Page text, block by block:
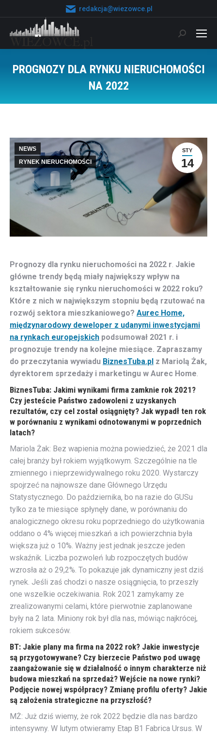
redakcja@wiezowce.pl
Szukaj:
PROGNOZY DLA RYNKU NIERUCHOMOŚCI
NA 2022
STY
14
NEWS
RYNEK NIERUCHOMOŚCI
Prognozy dla rynku nieruchomości na 2022 r. Jakie
główne trendy będą miały największy wpływ na
kształtowanie się rynku nieruchomości w 2022 roku?
Które z nich w największym stopniu będą rzutować na
rozwój sektora mieszkaniowego? Aurec Home,
międzynarodowy deweloper z udanymi inwestycjami
na rynkach europejskich podsumował 2021 r. i
prognozuje trendy na kolejne miesiące. Zapraszamy
do przeczytania wywiadu BiznesTuba.pl z Mariolą Żak,
dyrektorem sprzedaży i marketingu w Aurec Home.
BiznesTuba: Jakimi wynikami firma zamknie rok 2021?
Czy jesteście Państwo zadowoleni z uzyskanych
rezultatów, czy cel został osiągnięty? Jak wypadł ten rok
w porównaniu z wynikami odnotowanymi w poprzednich
latach?
Mariola Żak: Bez wapienia można powiedzieć, że 2021 dla
całej branży był rokiem wyjątkowym. Szczególnie na tle
zmiennego i nieprzewidywalnego roku 2020. Wystarczy
spojrzeć na najnowsze dane Głównego Urzędu
Statystycznego. Do października, bo na razie do GUSu
tylko za te miesiące spłynęły dane, w porównaniu do
analogicznego okresu roku poprzedniego do użytkowania
oddano o 4% więcej mieszkań a ich powierzchnia była
większa już o 10%. Ważny jest jednak jeszcze jeden
wskaźnik. Liczba pozwoleń lub rozpoczętych budów
wzrosła aż o 29,2%. To pokazuje jak dynamiczny jest dziś
rynek. Jeśli zaś chodzi o nasze osiągnięcia, to przeszły
one wszelkie oczekiwania. Rok 2021 zamykamy ze
zrealizowanymi celami, które pierwotnie zaplanowane
były na 2 lata. Miniony rok był dla nas, mówiąc najkrócej,
rokiem sukcesów.
BT: Jakie plany ma firma na 2022 rok? Jakie inwestycje
są przygotowywane? Czy bierzecie Państwo pod uwagę
zaangażowanie się w działalność o innym charakterze niż
budowa mieszkań na sprzedaż? Wejście na nowe rynki?
Podjęcie nowej współpracy? Zmianę profilu oferty? Jakie
są założenia strategiczne na przyszłość?
MŻ: Już dziś wiemy, że rok 2022 będzie dla nas bardzo
intensywny. W lutym otwieramy Etap B1 Fabrica Ursus. W